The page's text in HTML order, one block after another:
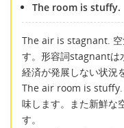
The room is stuffy.
The air is stagnant. 空
す。形容詞stagnantは
経済が発展しない状況
The air room is stuffy.
味します。また新鮮な
す。